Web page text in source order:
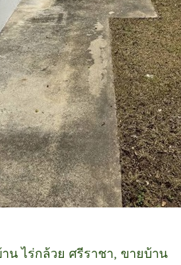
น ไร่กล้วย ศรีราชา, ขายบ้าน